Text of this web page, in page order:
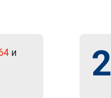
и
2